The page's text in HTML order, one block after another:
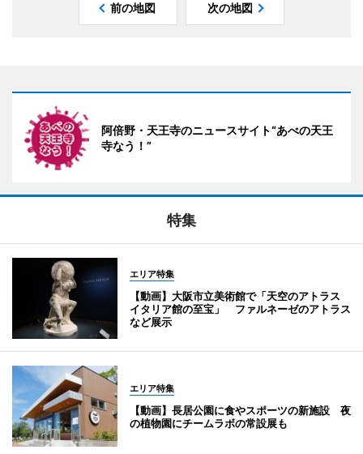
前の地図 次の地図
阿倍野・天王寺のニュースサイト“あべの天王
寺なう！”
特集
エリア特集
【動画】大阪市立美術館で「天空のアトラス
イタリア館の至宝」 ファルネーゼのアトラス
など展示
エリア特集
【動画】長居公園に食やスポーツの新施設 夜
の植物園にチームラボの常設展も